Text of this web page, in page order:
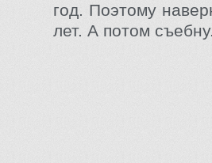
год. Поэтому
лет. А потом съебну.